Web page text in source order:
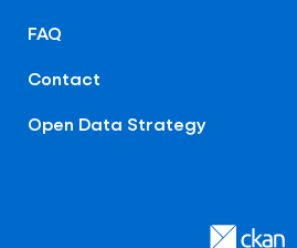
FAQ
Contact
Open Data Strategy